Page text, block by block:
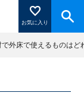
お気に入り
すと登録した
で外床で使えるものはど